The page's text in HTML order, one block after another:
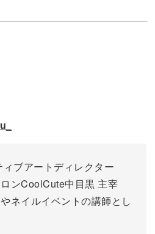
ブアートディレクター
ンCoolCute中目黒 主宰
ネイルイベントの講師とし